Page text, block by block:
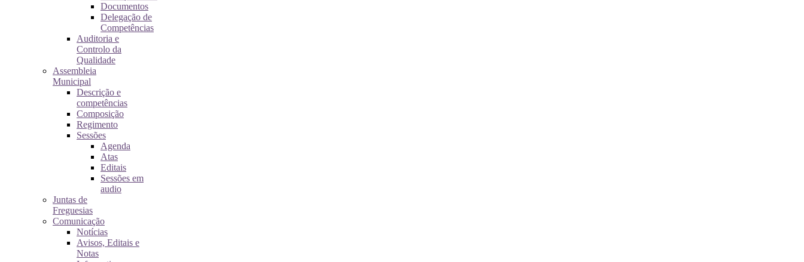
Documentos
Delegação de
Competências
Auditoria e
Controlo da
Qualidade
Assembleia
Municipal
Descrição e
competências
Composição
Regimento
Sessões
Agenda
Atas
Editais
Sessões em
audio
Juntas de
Freguesias
Comunicação
Notícias
Avisos, Editais e
Notas